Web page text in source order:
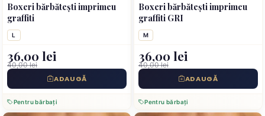
Boxeri bărbătești imprimeu
graffiti
L
36,00 lei
40,00 lei
ADAUGĂ
Pentru bărbați
Boxeri bărbătești imprimeu
graffiti GRI
M
36,00 lei
40,00 lei
ADAUGĂ
Pentru bărbați